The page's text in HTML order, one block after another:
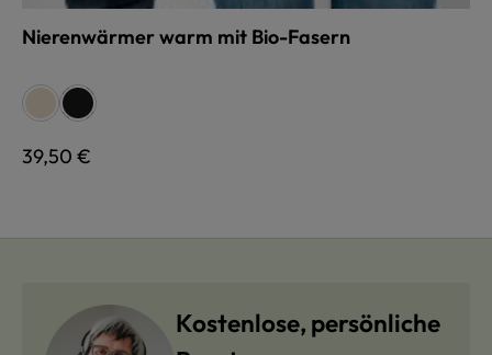
Nierenwärmer warm mit Bio-Fasern
Farbe auswählen
naturweißschwarz
Regulärer Preis:
39,50 €
Kostenlose, persönliche